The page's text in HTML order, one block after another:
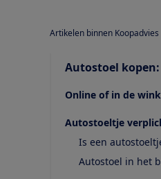
Artikelen binnen Koopadvies
Autostoel
Online of in de
Autostoeltje
Is een
Autostoel in het